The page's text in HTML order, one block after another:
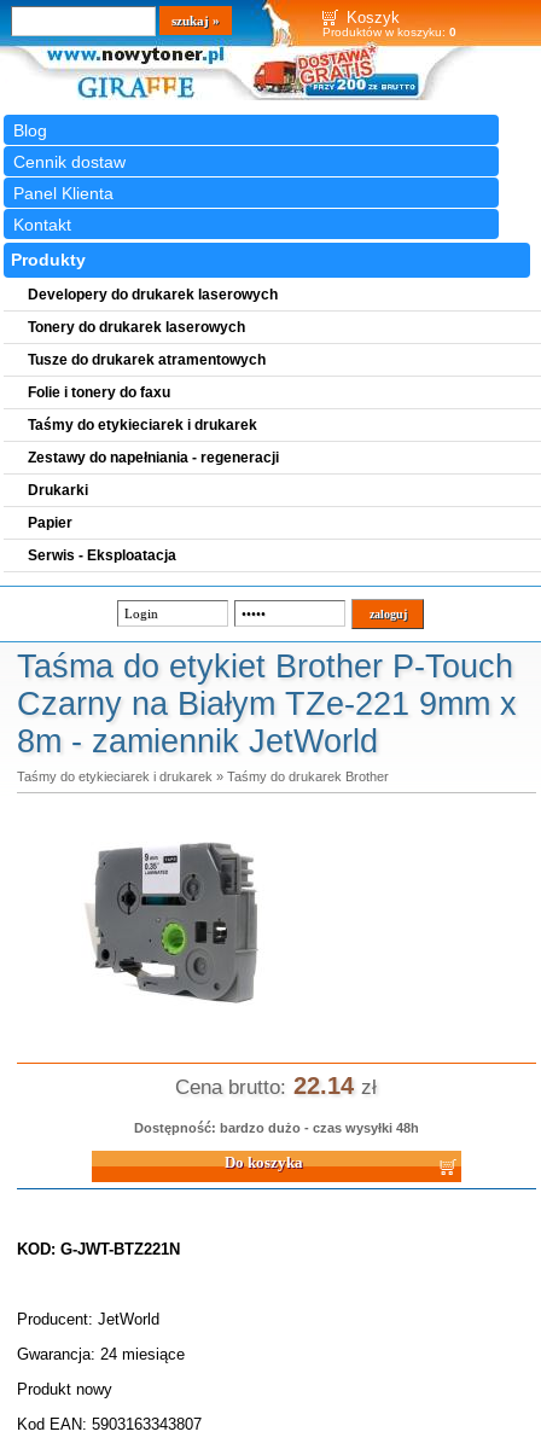
Koszyk
Produktów w koszyku: 0
Blog
Cennik dostaw
Panel Klienta
Kontakt
Wyszukiwarka
szukaj
Produkty
Developery do drukarek laserowych
Tonery do drukarek laserowych
Tusze do drukarek atramentowych
Folie i tonery do faxu
Taśmy do etykieciarek i drukarek
Zestawy do napełniania - regeneracji
Drukarki
Papier
Serwis - Eksploatacja
Taśma do etykiet Brother P-Touch
Czarny na Białym TZe-221 9mm x
8m - zamiennik JetWorld
Taśmy do etykieciarek i drukarek » Taśmy do drukarek Brother
Cena brutto: 22.14 zł
Dostępność: bardzo dużo - czas wysyłki 48h
Do koszyka
KOD: G-JWT-BTZ221N
Producent: JetWorld
Gwarancja: 24 miesiące
Produkt nowy
Kod EAN: 5903163343807